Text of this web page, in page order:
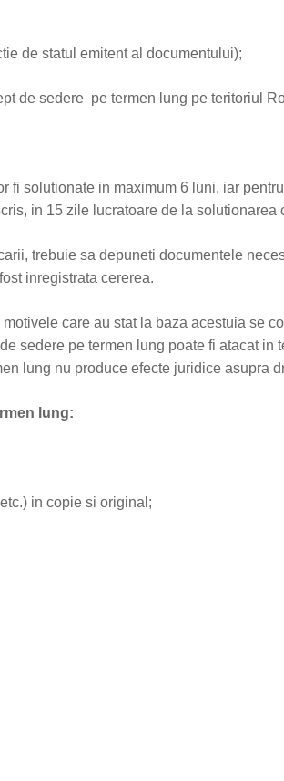
de statul emitent al documentului);
de sedere pe termen lung pe teritoriul
solutionate in maximum 6 luni, iar
in 15 zile lucratoare de la solutionarea
trebuie sa depuneti documentele
inregistrata cererea.
care au stat la baza acestuia se
sedere pe termen lung poate fi atacat
lung nu produce efecte juridice asupra
lung:
in copie si original;